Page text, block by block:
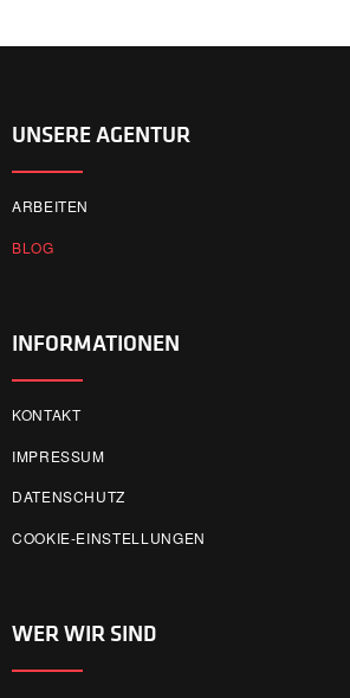
UNSERE AGENTUR
ARBEITEN
BLOG
INFORMATIONEN
KONTAKT
IMPRESSUM
DATENSCHUTZ
COOKIE-EINSTELLUNGEN
WER WIR SIND